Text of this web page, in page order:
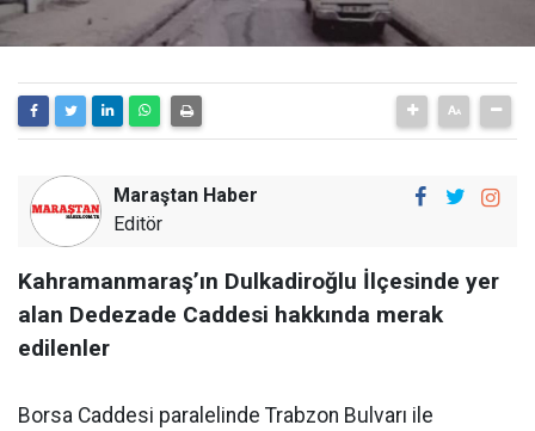
Maraştan Haber
Editör
Kahramanmaraş’ın Dulkadiroğlu İlçesinde yer
alan Dedezade Caddesi hakkında merak
edilenler
Borsa Caddesi paralelinde Trabzon Bulvarı ile